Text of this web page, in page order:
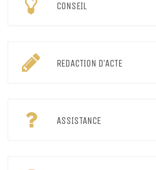
CONSEIL
REDACTION D’ACTE
ASSISTANCE